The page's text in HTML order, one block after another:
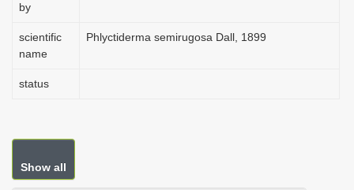
by
scientific
name
Phlyctiderma semirugosa Dall, 1899
status
Show all